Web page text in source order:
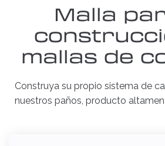
Malla
mallas de
Construya su propio sistema de
nuestros paños, producto